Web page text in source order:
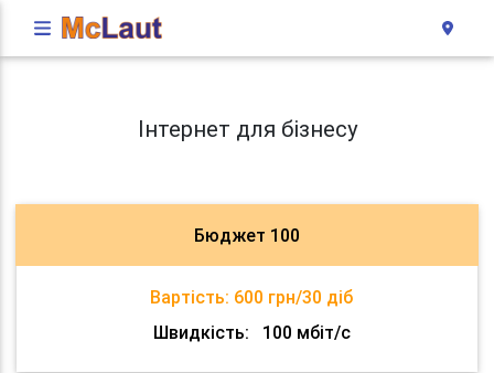
Інтернет для бізнесу
Бюджет 100
Вартість: 600 грн/30 діб
Швидкість:
100 мбіт/с